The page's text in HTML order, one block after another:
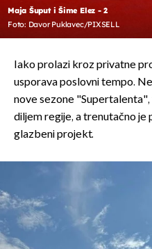
Maja Šuput i Šime Elez - 2
Foto: Davor Puklavec/PIXSELL
Iako prolazi kroz privatne
usporava poslovni tempo.
nove sezone
diljem regije, a trenutačno je
glazbeni projekt.